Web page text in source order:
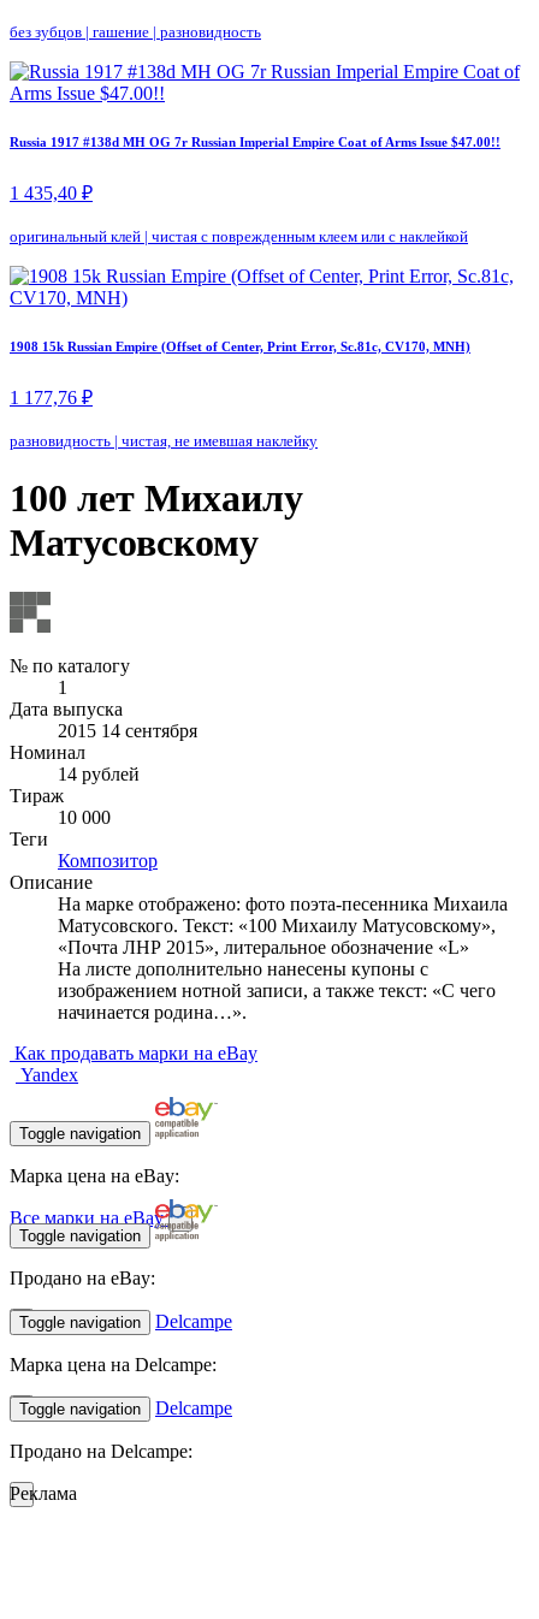
без зубцов | гашение | разновидность
Russia 1917 #138d MH OG 7r Russian Imperial Empire Coat of Arms Issue $47.00!!
1 435,40 ₽
оригинальный клей | чистая с поврежденным клеем или с наклейкой
1908 15k Russian Empire (Offset of Center, Print Error, Sc.81c, CV170, MNH)
1 177,76 ₽
разновидность | чистая, не имевшая наклейку
100 лет Михаилу
Матусовскому
№ по каталогу
1
Дата выпуска
2015 14 сентября
Номинал
14 рублей
Тираж
10 000
Теги
Композитор
Описание
На марке отображено: фото поэта-песенника Михаила
Матусовского. Текст: «100 Михаилу Матусовскому»,
«Почта ЛНР 2015», литеральное обозначение «L»
На листе дополнительно нанесены купоны с
изображением нотной записи, а также текст: «С чего
начинается родина…».
Как продавать марки на eBay
Yandex
Toggle navigation
Марка цена на eBay:
Все марки на eBay
Toggle navigation
Продано на eBay:
Toggle navigation Delcampe
Марка цена на Delcampe:
Toggle navigation Delcampe
Продано на Delcampe:
Реклама